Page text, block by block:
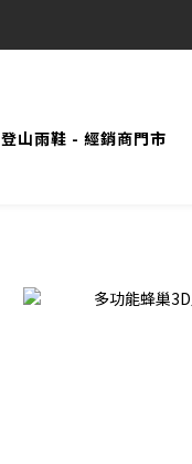
登山雨鞋 - 經銷商門市